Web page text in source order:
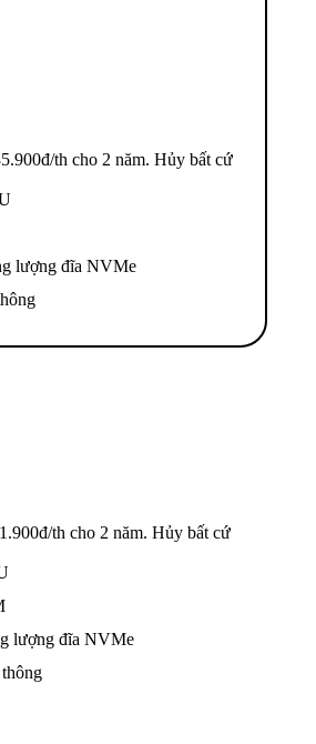
th cho 2 năm. Hủy bất cứ
lượng đĩa NVMe
th cho 2 năm. Hủy bất cứ
lượng đĩa NVMe